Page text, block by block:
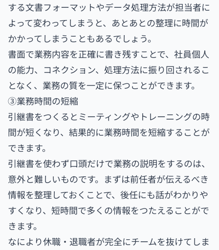
する文書フォーマットやデータ処理方法が担当者に
よって変わってしまうと、あとあとの整理に時間が
かかってしまうこともあるでしょう。
書面で業務内容を正確に書き残すことで、社員個人
の能力、コネクション、処理方法に振り回されるこ
となく、業務の質を一定に保つことができます。
③業務時間の短縮
引継書をつくるとミーティングやトレーニングの時
間が短くなり、結果的に業務時間を短縮することが
できます。
引継書を使わず口頭だけで業務の説明をするのは、
意外と難しいものです。まずは前任者が伝えるべき
情報を整理しておくことで、後任にも話がわかりや
すくなり、短時間で多くの情報をつたえることがで
きます。
なにより休職・退職者が完全にチームを抜けてしま